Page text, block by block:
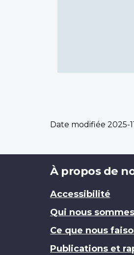
Date modifiée 2025-
Brand
À propos de
Accessibilité
Qui nous sommes
Ce que nous
Publications et